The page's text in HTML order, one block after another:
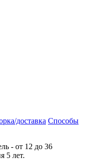
доставка Способы
- от 12 до 36
5 лет.